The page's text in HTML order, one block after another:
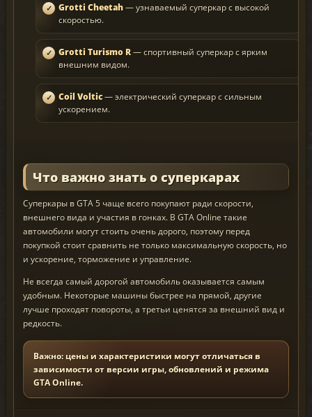
Grotti Cheetah— узнаваемый суперкар с высокой
скоростью.
Grotti Turismo R— спортивный суперкар с ярким
внешним видом.
Coil Voltic— электрический суперкар с сильным
ускорением.
Что важно знать о суперкарах
Суперкары в GTA 5 чаще всего покупают ради скорости,
внешнего вида и участия в гонках. В GTA Online такие
автомобили могут стоить очень дорого, поэтому перед
покупкой стоит сравнить не только максимальную скорость, но
и ускорение, торможение и управление.
Не всегда самый дорогой автомобиль оказывается самым
удобным. Некоторые машины быстрее на прямой, другие
лучше проходят повороты, а третьи ценятся за внешний вид и
редкость.
Важно: цены и характеристики могут отличаться в
зависимости от версии игры, обновлений и режима
GTA Online.